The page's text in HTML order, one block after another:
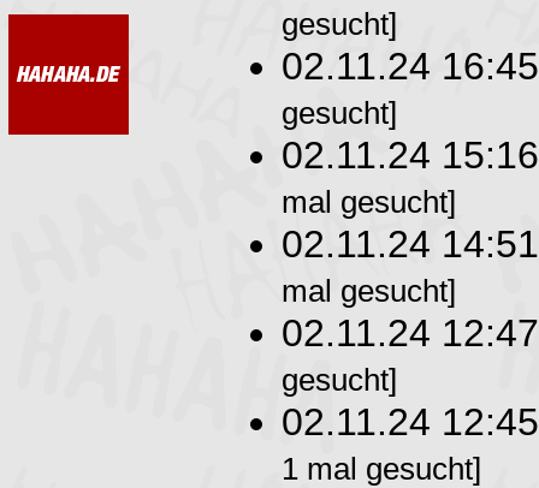
gesucht]
02.11.24
gesucht]
02.11.24
mal gesucht]
02.11.24
mal gesucht]
02.11.24
gesucht]
02.11.24
1 mal gesucht]